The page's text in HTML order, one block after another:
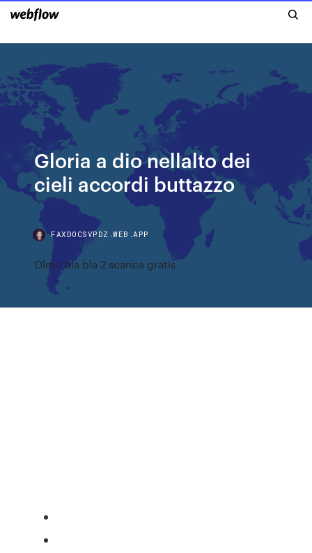
Gloria a dio nellalto dei
cieli accordi buttazzo
FAXDOCSVPDZ.WEB.APP
Olmo bla bla 2 scarica gratis